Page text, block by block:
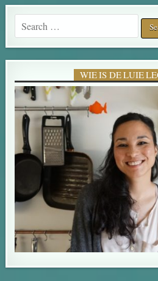
Search for:
WIE IS DE LUIE